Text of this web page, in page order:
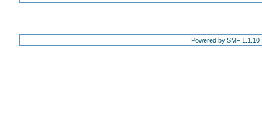
Powered by SMF 1.1.10